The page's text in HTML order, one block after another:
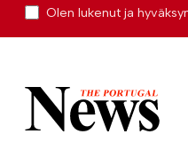
Olen lukenut ja